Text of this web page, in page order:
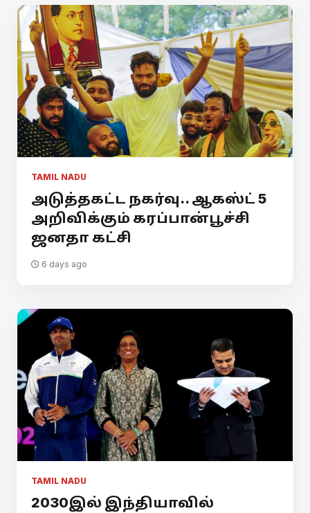
TAMIL NADU
அடுத்தகட்ட நகர்வு.. ஆகஸ்ட் 5
அறிவிக்கும் கரப்பான்பூச்சி
ஜனதா கட்சி
6 days ago
TAMIL NADU
2030இல் இந்தியாவில்